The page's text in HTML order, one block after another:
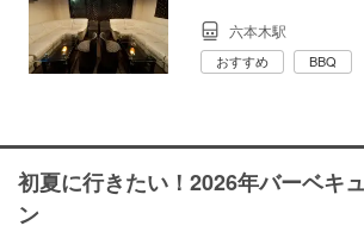
六本木駅
おすすめ BBQ
初夏に行きたい！2026年バーベキ
ン